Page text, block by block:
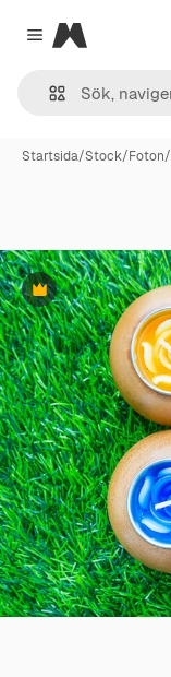
Close menu
Magnific
Startsida/Stock/Foton/
Premie